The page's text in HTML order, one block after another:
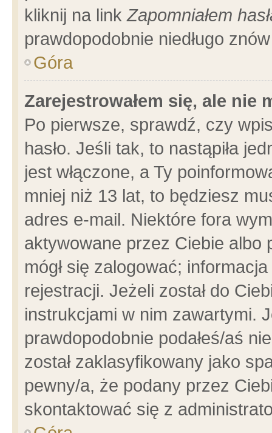
kliknij na linkZapomniałem
prawdopodobnie niedługo
Góra
Zarejestrowałem się, ale nie
Po pierwsze, sprawdź, czy
hasło. Jeśli tak, to nastąpiła
jest włączone, a Ty
mniej niż 13 lat, to będziesz
adres e-mail. Niektóre fora
aktywowane przez Ciebie albo
mógł się zalogować;
rejestracji. Jeżeli został do
instrukcjami w nim zawartymi.
prawdopodobnie podałeś/aś
został zaklasyfikowany jako
pewny/a, że podany przez
skontaktować się z